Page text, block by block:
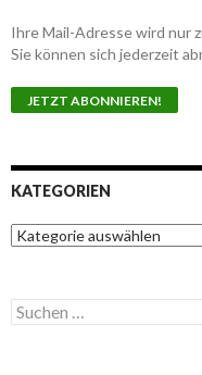
Ihre Mail-Adresse wird nur
Sie können sich jederzeit
KATEGORIEN
K
a
g
o
S
u